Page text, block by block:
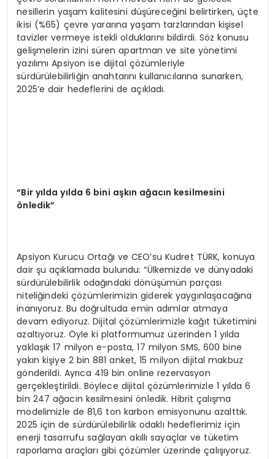
nesillerin yaşam kalitesini düşüreceğini belirtirken, üçte
ikisi (%65) çevre yararına yaşam tarzlarından kişisel
tavizler vermeye istekli olduklarını bildirdi. Söz konusu
gelişmelerin izini süren apartman ve site yönetimi
yazılımı Apsiyon ise dijital çözümleriyle
sürdürülebilirliğin anahtarını kullanıcılarına sunarken,
2025’e dair hedeflerini de açıkladı.
“Bir yılda yılda 6 bini aşkın ağacın kesilmesini
önledik”
Apsiyon Kurucu Ortağı ve CEO’su Kudret TÜRK, konuya
dair şu açıklamada bulundu: “Ülkemizde ve dünyadaki
sürdürülebilirlik odağındaki dönüşümün parçası
niteliğindeki çözümlerimizin giderek yaygınlaşacağına
inanıyoruz. Bu doğrultuda emin adımlar atmaya
devam ediyoruz. Dijital çözümlerimizle kağıt tüketimini
azaltıyoruz. Öyle ki platformumuz üzerinden 1 yılda
yaklaşık 17 milyon e-posta, 17 milyon SMS, 600 bine
yakın kişiye 2 bin 881 anket, 15 milyon dijital makbuz
gönderildi. Ayrıca 419 bin online rezervasyon
gerçekleştirildi. Böylece dijital çözümlerimizle 1 yılda 6
bin 247 ağacın kesilmesini önledik. Hibrit çalışma
modelimizle de 81,6 ton karbon emisyonunu azalttık.
2025 için de sürdürülebilirlik odaklı hedeflerimiz için
enerji tasarrufu sağlayan akıllı sayaçlar ve tüketim
raporlama araçları gibi çözümler üzerinde çalışıyoruz.